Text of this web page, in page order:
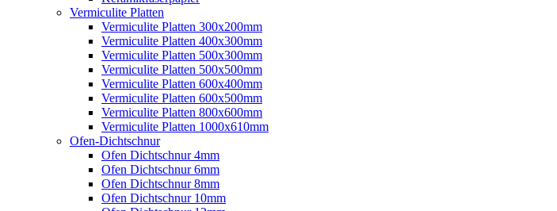
Vermiculite Platten
Vermiculite Platten 300x200mm
Vermiculite Platten 400x300mm
Vermiculite Platten 500x300mm
Vermiculite Platten 500x500mm
Vermiculite Platten 600x400mm
Vermiculite Platten 600x500mm
Vermiculite Platten 800x600mm
Vermiculite Platten 1000x610mm
Ofen-Dichtschnur
Ofen Dichtschnur 4mm
Ofen Dichtschnur 6mm
Ofen Dichtschnur 8mm
Ofen Dichtschnur 10mm